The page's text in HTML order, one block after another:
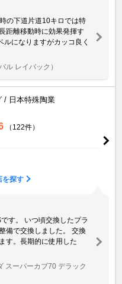
の下道片道10キロでは特
距離移動時に効果発揮す
ルになりますがカッコ良く
ル レイバック）
/ 日本特殊陶業
（122件）
を探す
す。 いつ頃交換したプラ
備で交換しました。 交換
す。長期的に使用した
スーパーカブ70 デラック